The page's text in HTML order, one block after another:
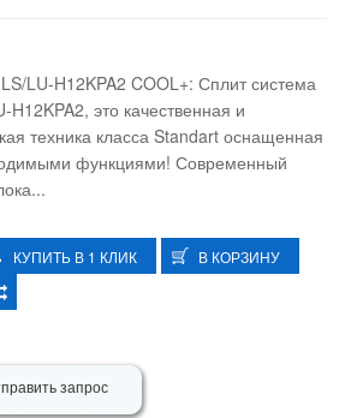
LU-H12KPA2 COOL+: Сплит система
это качественная и
техника класса Standart оснащенная
функциями! Современный
запрос